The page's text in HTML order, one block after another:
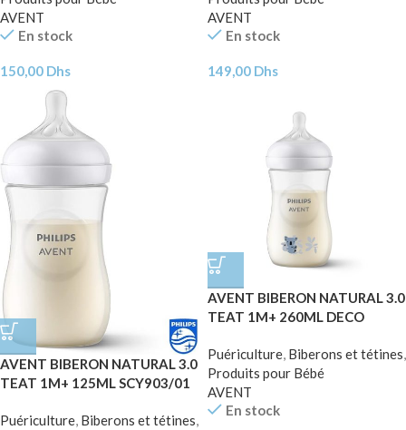
AVENT
En stock
150,00 Dhs
AVENT
En stock
149,00 Dhs
AVENT BIBERON NATURAL 3.0
TEAT 1M+ 125ML SCY903/01
Puériculture, Biberons et tétines,
AVENT BIBERON NATURAL 3.0
TEAT 1M+ 260ML DECO
Puériculture, Biberons et tétines,
Produits pour Bébé
AVENT
En stock